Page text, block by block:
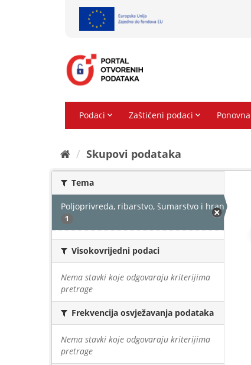
Skupovi podаtаkа
Tema
Poljoprivreda, ribarstvo, šumarstvo i hrana
1
Visokovrijedni podaci
Nema stavki koje odgovaraju kriterijima
pretrage
Frekvencija osvježavanja podataka
Nema stavki koje odgovaraju kriterijima
pretrage